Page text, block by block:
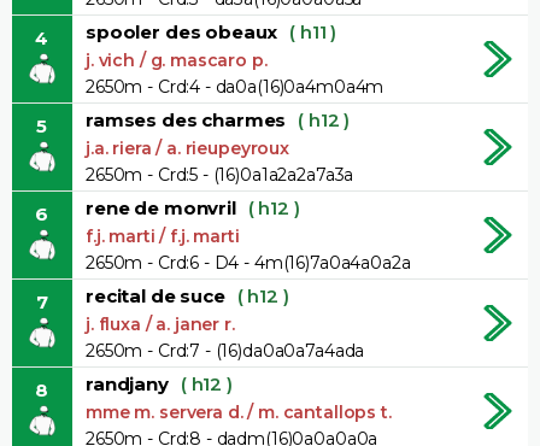
4 spooler des obeaux ( h11 )
j. vich / g. mascaro p.
2650m - Crd:4 - da0a(16)0a4m0a4m
5 ramses des charmes ( h12 )
j.a. riera / a. rieupeyroux
2650m - Crd:5 - (16)0a1a2a2a7a3a
6 rene de monvril ( h12 )
f.j. marti / f.j. marti
2650m - Crd:6 - D4 - 4m(16)7a0a4a0a2a
7 recital de suce ( h12 )
j. fluxa / a. janer r.
2650m - Crd:7 - (16)da0a0a7a4ada
8 randjany ( h12 )
mme m. servera d. / m. cantallops t.
2650m - Crd:8 - dadm(16)0a0a0a0a